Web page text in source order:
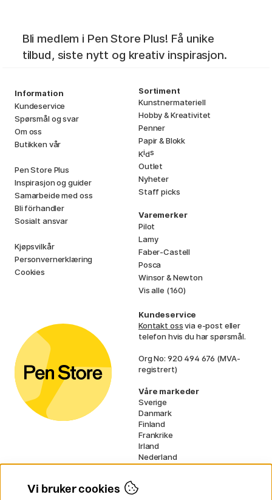
Bli medlem i Pen Store Plus! Få unike
tilbud, siste nytt og kreativ inspirasjon.
Information
Kundeservice
Spørsmål og svar
Om oss
Butikken vår
Pen Store Plus
Inspirasjon og guider
Samarbeide med oss
Bli förhandler
Sosialt ansvar
Kjøpsvilkår
Personvernerklæring
Cookies
Sortiment
Kunstnermateriell
Hobby & Kreativitet
Penner
Papir & Blokk
Kids
Outlet
Nyheter
Staff picks
Varemerker
Pilot
Lamy
Faber-Castell
Posca
Winsor & Newton
Vis alle (160)
Kundeservice
Kontakt ossvia e-post eller
telefon hvis du har spørsmål.
Org No: 920 494 676 (MVA-
registrert)
Våre markeder
Sverige
Danmark
Finland
Frankrike
Irland
Nederland
Tyskland
Vi bruker cookies